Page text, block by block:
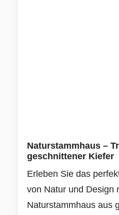
Naturstammhaus –
geschnittener Kiefer
Erleben Sie das
von Natur und Design
Naturstammhaus aus